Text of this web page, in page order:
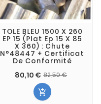
TOLE BLEU 1500 X 260
EP 15 (Plat Ep 15 X 85
X 360) : Chute
N°48447 + Certificat
De Conformité
80,10 € 82,50 €
